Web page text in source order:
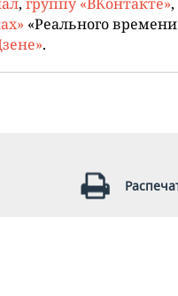
«Реального
.